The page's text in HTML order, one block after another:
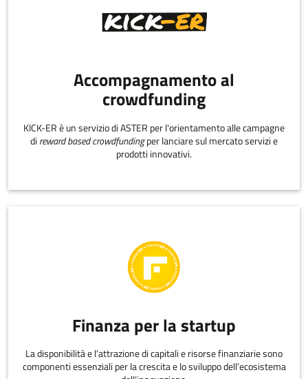
Accompagnamento al
crowdfunding
KICK-ER è un servizio di ASTER per l'orientamento alle campagne
di reward based crowdfundingper lanciare sul mercato servizi e
prodotti innovativi.
Finanza per la startup
La disponibilità e l’attrazione di capitali e risorse finanziarie sono
componenti essenziali per la crescita e lo sviluppo dell’ecosistema